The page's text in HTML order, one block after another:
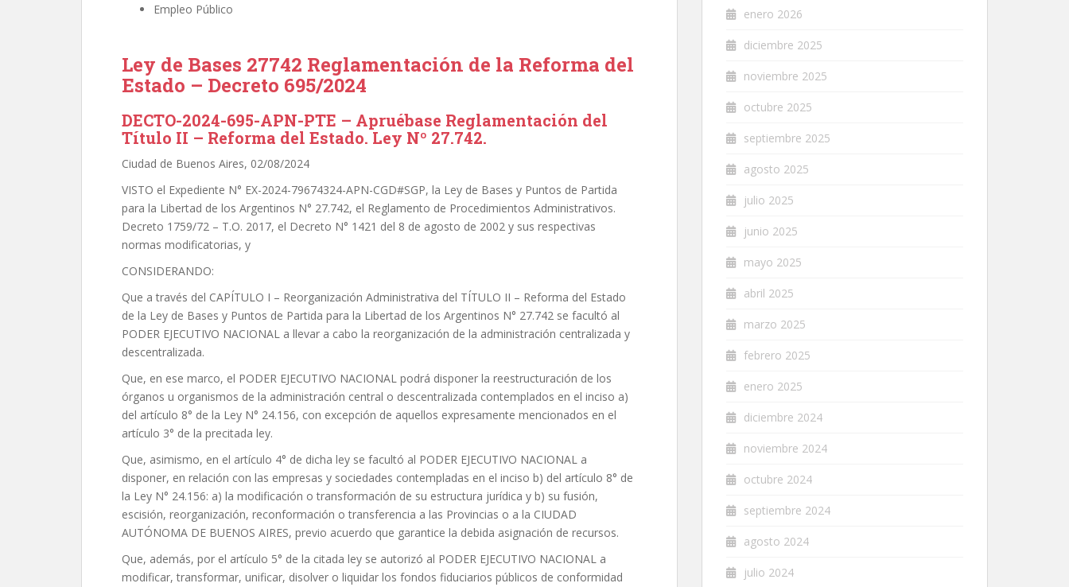
Empleo Público
Ley de Bases 27742 Reglamentación de la Reforma del
Estado – Decreto 695/2024
DECTO-2024-695-APN-PTE – Apruébase Reglamentación del
Título II – Reforma del Estado. Ley Nº 27.742.
Ciudad de Buenos Aires, 02/08/2024
VISTO el Expediente N° EX-2024-79674324-APN-CGD#SGP, la Ley de Bases y Puntos de Partida
para la Libertad de los Argentinos N° 27.742, el Reglamento de Procedimientos Administrativos.
Decreto 1759/72 – T.O. 2017, el Decreto N° 1421 del 8 de agosto de 2002 y sus respectivas
normas modificatorias, y
CONSIDERANDO:
Que a través del CAPÍTULO I – Reorganización Administrativa del TÍTULO II – Reforma del Estado
de la Ley de Bases y Puntos de Partida para la Libertad de los Argentinos N° 27.742 se facultó al
PODER EJECUTIVO NACIONAL a llevar a cabo la reorganización de la administración centralizada y
descentralizada.
Que, en ese marco, el PODER EJECUTIVO NACIONAL podrá disponer la reestructuración de los
órganos u organismos de la administración central o descentralizada contemplados en el inciso a)
del artículo 8° de la Ley N° 24.156, con excepción de aquellos expresamente mencionados en el
artículo 3° de la precitada ley.
Que, asimismo, en el artículo 4° de dicha ley se facultó al PODER EJECUTIVO NACIONAL a
disponer, en relación con las empresas y sociedades contempladas en el inciso b) del artículo 8° de
la Ley N° 24.156: a) la modificación o transformación de su estructura jurídica y b) su fusión,
escisión, reorganización, reconformación o transferencia a las Provincias o a la CIUDAD
AUTÓNOMA DE BUENOS AIRES, previo acuerdo que garantice la debida asignación de recursos.
Que, además, por el artículo 5° de la citada ley se autorizó al PODER EJECUTIVO NACIONAL a
modificar, transformar, unificar, disolver o liquidar los fondos fiduciarios públicos de conformidad
enero 2026
diciembre 2025
noviembre 2025
octubre 2025
septiembre 2025
agosto 2025
julio 2025
junio 2025
mayo 2025
abril 2025
marzo 2025
febrero 2025
enero 2025
diciembre 2024
noviembre 2024
octubre 2024
septiembre 2024
agosto 2024
julio 2024